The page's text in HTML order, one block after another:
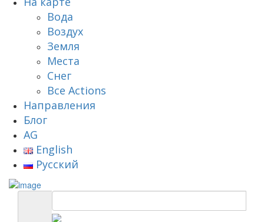
Вода
Воздух
Земля
Места
Снег
Все Actions
Направления
Блог
AG
English
Русский